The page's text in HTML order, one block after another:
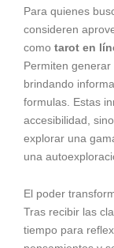
Para quienes
consideren
como tarot en
Permiten generar
brindando
formulas. Estas
accesibilidad,
explorar una
una
El poder
Tras recibir las
tiempo para